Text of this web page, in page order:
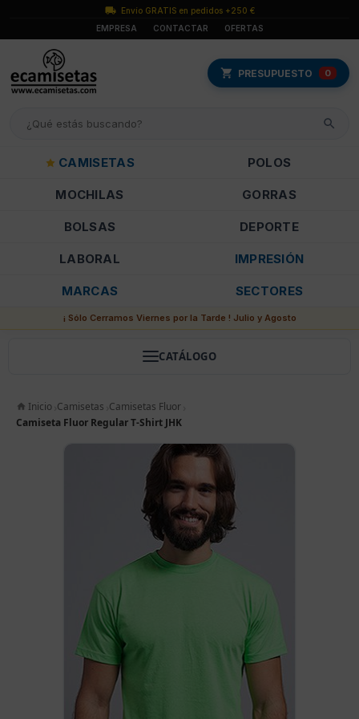
Envío GRATIS en pedidos +250 €
EMPRESA
CONTACTAR OFERTAS
PRESUPUESTO 0
CAMISETAS POLOS
MOCHILAS GORRAS
BOLSAS DEPORTE
LABORAL IMPRESIÓN
MARCAS SECTORES
¡ Sólo Cerramos Viernes por la Tarde ! Julio y Agosto
CATÁLOGO
Inicio Camisetas Camisetas Fluor
Camiseta Fluor Regular T-Shirt JHK